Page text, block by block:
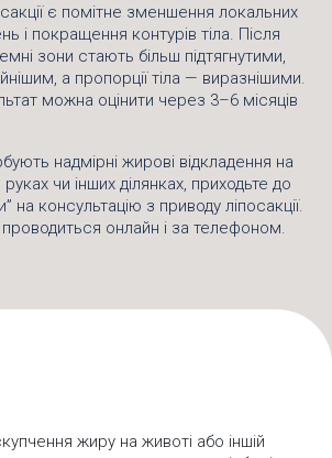
є помітне зменшення локальних
і покращення контурів тіла. Після
зони стають більш підтягнутими,
а пропорції тіла — виразнішими.
можна оцінити через 3–6 місяців
надмірні жирові відкладення на
руках чи інших ділянках, приходьте до
на консультацію з приводу ліпосакції.
онлайн і за телефоном.
жиру на животі або іншій